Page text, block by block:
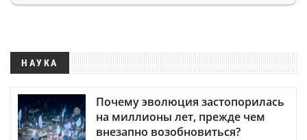
НАУКА
Почему эволюция застопорилась
на миллионы лет, прежде чем
внезапно возобновиться?